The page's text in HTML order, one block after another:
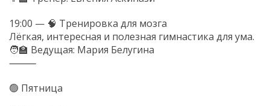
19:00 — 🧠 Тренировка для мозга
Лёгкая, интересная и полезная гимнастика для ума.
🧑🏫 Ведущая: Мария Белугина
⸻
🟢 Пятница